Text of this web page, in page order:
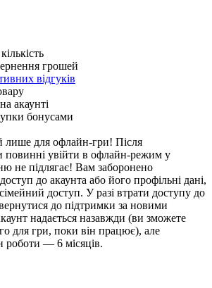
грошей
відгуків
акаунті
бонусами
лише для офлайн-гри! Після
повинні увійти в офлайн-режим у
не підлягає! Вам заборонено
до акаунта або його профільні дані,
доступ. У разі втрати доступу до
до підтримки за новими
надається назавжди (ви зможете
для гри, поки він працює), але
роботи — 6 місяців.